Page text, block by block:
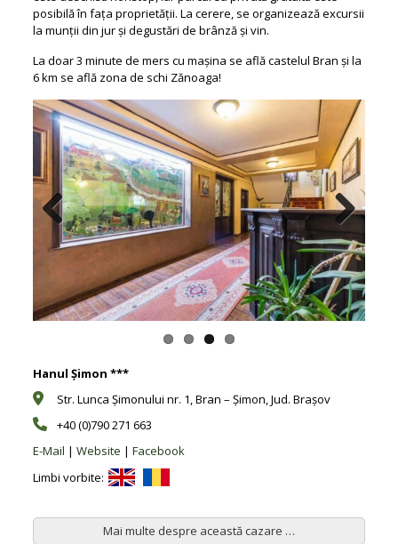
posibilă în fața proprietății. La cerere, se organizează excursii
la munții din jur și degustări de brânză și vin.
La doar 3 minute de mers cu mașina se află castelul Bran și la
6 km se află zona de schi Zănoaga!
Previous Next
Hanul Șimon ***
Str. Lunca Șimonului nr. 1, Bran – Șimon, Jud. Brașov
+40 (0)790 271 663
E-Mail | Website | Facebook
Limbi vorbite:
Mai multe despre această cazare …